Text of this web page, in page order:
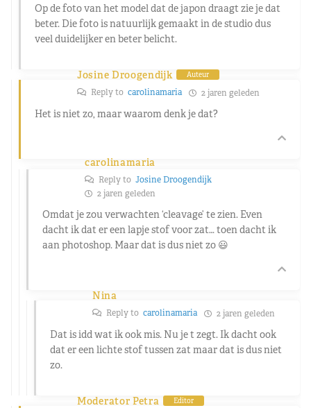
Op de foto van het model dat de japon draagt zie je dat
beter. Die foto is natuurlijk gemaakt in de studio dus
veel duidelijker en beter belicht.
Josine Droogendijk Auteur
Reply to carolinamaria 2 jaren geleden
Het is niet zo, maar waarom denk je dat?
carolinamaria
Reply to Josine Droogendijk
2 jaren geleden
Omdat je zou verwachten ‘cleavage’ te zien. Even
dacht ik dat er een lapje stof voor zat… toen dacht ik
aan photoshop. Maar dat is dus niet zo 😃
Nina
Reply to carolinamaria 2 jaren geleden
Dat is idd wat ik ook mis. Nu je t zegt. Ik dacht ook
dat er een lichte stof tussen zat maar dat is dus niet
zo.
Moderator Petra Editor